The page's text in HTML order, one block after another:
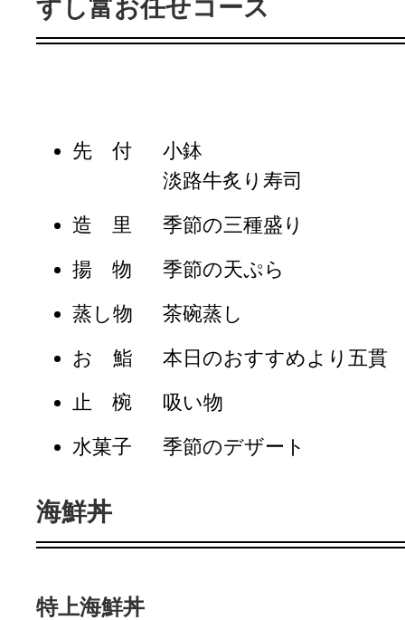
すし富お任せコース
先 付
小鉢
淡路牛炙り寿司
造 里
季節の三種盛り
揚 物
季節の天ぷら
蒸し物
茶碗蒸し
お 鮨
本日のおすすめより五貫
止 椀
吸い物
水菓子
季節のデザート
海鮮丼
特上海鮮丼